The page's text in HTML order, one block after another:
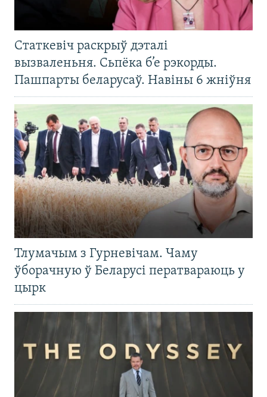
Статкевіч раскрыў дэталі
вызваленьня. Сьпёка б’е рэкорды.
Пашпарты беларусаў. Навіны 6 жніўня
Тлумачым з Гурневічам. Чаму
ўборачную ў Беларусі ператвараюць у
цырк